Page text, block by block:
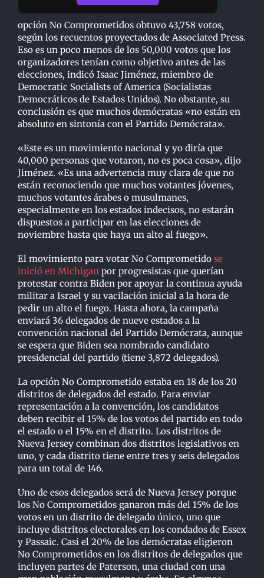
opción No Comprometidos obtuvo 43,758 votos,
según los recuentos proyectados de Associated Press.
Eso es un poco menos de los 50,000 votos que los
organizadores tenían como objetivo antes de las
elecciones, indicó Isaac Jiménez, miembro de
Democratic Socialists of America (Socialistas
Democráticos de Estados Unidos). No obstante, su
conclusión es que muchos demócratas «no están en
absoluto en sintonía con el Partido Demócrata».
«Este es un movimiento nacional y yo diría que
40,000 personas que votaron, no es poca cosa», dijo
Jiménez. «Es una advertencia muy clara de que no
están reconociendo que muchos votantes jóvenes,
muchos votantes árabes o musulmanes,
especialmente en los estados indecisos, no estarán
dispuestos a participar en las elecciones de
noviembre hasta que haya un alto al fuego».
El movimiento para votar No Comprometido se
inició en Michigan por progresistas que querían
protestar contra Biden por apoyar la continua ayuda
militar a Israel y su vacilación inicial a la hora de
pedir un alto el fuego. Hasta ahora, la campaña
enviará 36 delegados de nueve estados a la
convención nacional del Partido Demócrata, aunque
se espera que Biden sea nombrado candidato
presidencial del partido (tiene 3,872 delegados).
La opción No Comprometido estaba en 18 de los 20
distritos de delegados del estado. Para enviar
representación a la convención, los candidatos
deben recibir el 15% de los votos del partido en todo
el estado o el 15% en el distrito. Los distritos de
Nueva Jersey combinan dos distritos legislativos en
uno, y cada distrito tiene entre tres y seis delegados
para un total de 146.
Uno de esos delegados será de Nueva Jersey porque
los No Comprometidos ganaron más del 15% de los
votos en un distrito de delegado único, uno que
incluye distritos electorales en los condados de Essex
y Passaic. Casi el 20% de los demócratas eligieron
No Comprometidos en los distritos de delegados que
incluyen partes de Paterson, una ciudad con una